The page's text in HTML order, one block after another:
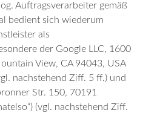
Auftragsverarbeiter gemäß
bedient sich wiederum
als
der Google LLC, 1600
View, CA 94043, USA
nachstehend Ziff. 5 ff.) und
Str. 150, 70191
(vgl. nachstehend Ziff.